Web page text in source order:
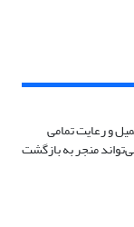
و رعایت تمامی
منجر به بازگشت